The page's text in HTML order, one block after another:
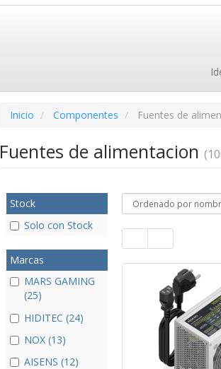
Inicio Componentes Fuentes de
Fuentes de alimentacion
Stock
Solo con Stock
Marcas
MARS GAMING
(25)
HIDITEC (24)
NOX (13)
AISENS (12)